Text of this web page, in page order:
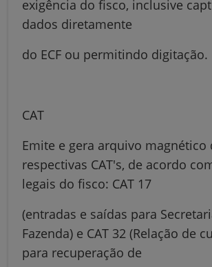
exigência do fisco, inclusive
dados diretamente
do ECF ou permitindo digitação.
CAT
Emite e gera arquivo magnético
respectivas CAT's, de acordo
legais do fisco: CAT 17
(entradas e saídas para
Fazenda) e CAT 32 (Relação de
para recuperação de